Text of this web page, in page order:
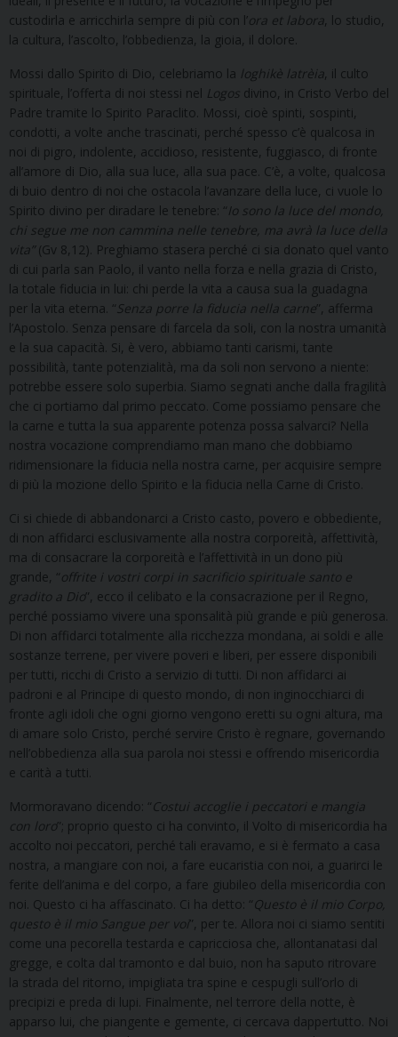
custodirla e arricchirla sempre di più con l’ora et labora, lo studio,
la cultura, l’ascolto, l’obbedienza, la gioia, il dolore.
Mossi dallo Spirito di Dio, celebriamo la loghikè latrèia, il culto
spirituale, l’offerta di noi stessi nel Logos divino, in Cristo Verbo del
Padre tramite lo Spirito Paraclito. Mossi, cioè spinti, sospinti,
condotti, a volte anche trascinati, perché spesso c’è qualcosa in
noi di pigro, indolente, accidioso, resistente, fuggiasco, di fronte
all’amore di Dio, alla sua luce, alla sua pace. C’è, a volte, qualcosa
di buio dentro di noi che ostacola l’avanzare della luce, ci vuole lo
Spirito divino per diradare le tenebre: “Io sono la luce del mondo,
chi segue me non cammina nelle tenebre, ma avrà la luce della
vita”(Gv 8,12). Preghiamo stasera perché ci sia donato quel vanto
di cui parla san Paolo, il vanto nella forza e nella grazia di Cristo,
la totale fiducia in lui: chi perde la vita a causa sua la guadagna
per la vita eterna. “Senza porre la fiducia nella carne”, afferma
l’Apostolo. Senza pensare di farcela da soli, con la nostra umanità
e la sua capacità. Si, è vero, abbiamo tanti carismi, tante
possibilità, tante potenzialità, ma da soli non servono a niente:
potrebbe essere solo superbia. Siamo segnati anche dalla fragilità
che ci portiamo dal primo peccato. Come possiamo pensare che
la carne e tutta la sua apparente potenza possa salvarci? Nella
nostra vocazione comprendiamo man mano che dobbiamo
ridimensionare la fiducia nella nostra carne, per acquisire sempre
di più la mozione dello Spirito e la fiducia nella Carne di Cristo.
Ci si chiede di abbandonarci a Cristo casto, povero e obbediente,
di non affidarci esclusivamente alla nostra corporeità, affettività,
ma di consacrare la corporeità e l’affettività in un dono più
grande, “offrite i vostri corpi in sacrificio spirituale santo e
gradito a Dio”, ecco il celibato e la consacrazione per il Regno,
perché possiamo vivere una sponsalità più grande e più generosa.
Di non affidarci totalmente alla ricchezza mondana, ai soldi e alle
sostanze terrene, per vivere poveri e liberi, per essere disponibili
per tutti, ricchi di Cristo a servizio di tutti. Di non affidarci ai
padroni e al Principe di questo mondo, di non inginocchiarci di
fronte agli idoli che ogni giorno vengono eretti su ogni altura, ma
di amare solo Cristo, perché servire Cristo è regnare, governando
nell’obbedienza alla sua parola noi stessi e offrendo misericordia
e carità a tutti.
Mormoravano dicendo: “Costui accoglie i peccatori e mangia
con loro”; proprio questo ci ha convinto, il Volto di misericordia ha
accolto noi peccatori, perché tali eravamo, e si è fermato a casa
nostra, a mangiare con noi, a fare eucaristia con noi, a guarirci le
ferite dell’anima e del corpo, a fare giubileo della misericordia con
noi. Questo ci ha affascinato. Ci ha detto: “Questo è il mio Corpo,
questo è il mio Sangue per voi”, per te. Allora noi ci siamo sentiti
come una pecorella testarda e capricciosa che, allontanatasi dal
gregge, e colta dal tramonto e dal buio, non ha saputo ritrovare
la strada del ritorno, impigliata tra spine e cespugli sull’orlo di
precipizi e preda di lupi. Finalmente, nel terrore della notte, è
apparso lui, che piangente e gemente, ci cercava dappertutto. Noi